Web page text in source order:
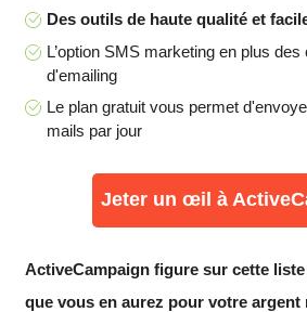
Des outils de haute qualité et
L’option SMS marketing en plus
d'emailing
Le plan gratuit vous permet
mails par jour
Jeter un œil à
ActiveCampaign figure sur cette
que vous en aurez pour votre argent